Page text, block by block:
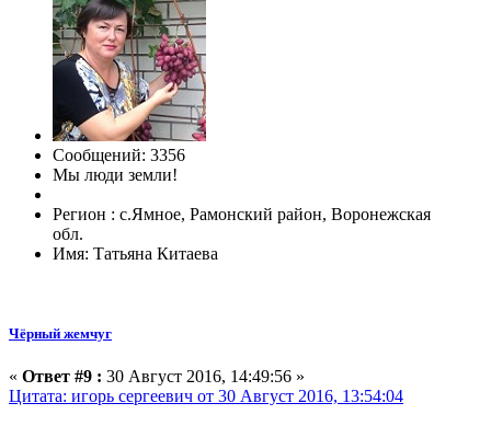
Сообщений: 3356
Мы люди земли!
Регион : с.Ямное, Рамонский район, Воронежская
обл.
Имя: Татьяна Китаева
Чёрный жемчуг
« Ответ #9 : 30 Август 2016, 14:49:56 »
Цитата: игорь сергеевич от 30 Август 2016, 13:54:04